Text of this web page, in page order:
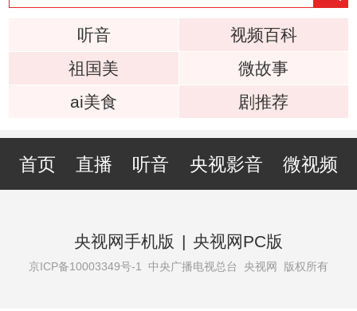
听音
视频百科
祖国美
微故事
ai美食
剧推荐
首页 直播 听音 央视影音 微视频
央视网手机版 | 央视网PC版
京ICP备10003349号-1 中央广播电视总台 央视网 版权所有